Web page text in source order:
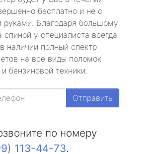
бесплатно и не с
руками. Благодаря большому
спиной у специалиста всегда
наличии полный спектр
на все виды поломок
бензиновой техники.
Отправить
по номеру
113-44-73.